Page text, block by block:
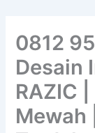
0812
Desain
RAZIC